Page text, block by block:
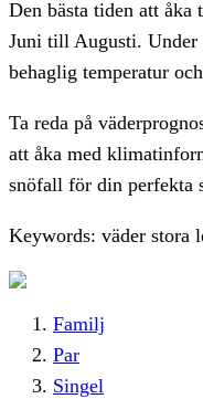
Den bästa tiden att
Juni till Augusti. Under
behaglig temperatur
Ta reda på
att åka med
snöfall för din perfekta
Keywords: väder stora
Familj
Par
Singel